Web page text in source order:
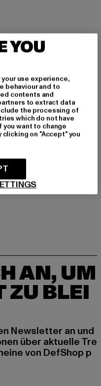
wax yellow
Polyester
de Granace | 13400
AN, UM
ZU BLEI
Newsletter an und
über aktuelle Tre
von DefShop p
YOU
use experience,
behaviour and to
contents and
to extract data
the processing of
which do not have
want to change
on "Accept" you